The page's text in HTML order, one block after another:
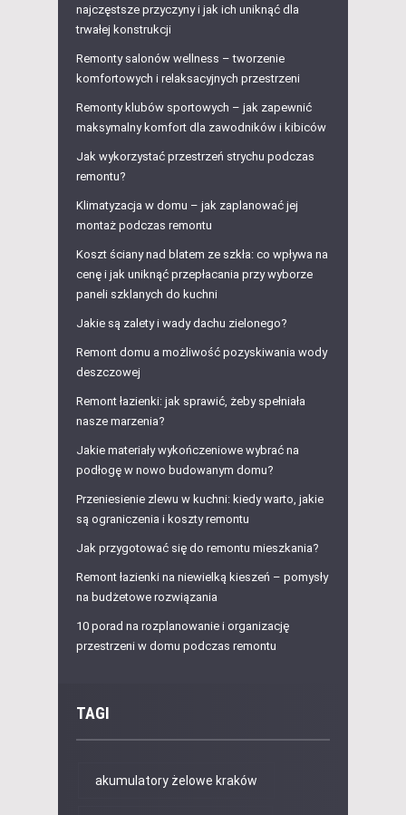
najczęstsze przyczyny i jak ich uniknąć dla
trwałej konstrukcji
Remonty salonów wellness – tworzenie
komfortowych i relaksacyjnych przestrzeni
Remonty klubów sportowych – jak zapewnić
maksymalny komfort dla zawodników i kibiców
Jak wykorzystać przestrzeń strychu podczas
remontu?
Klimatyzacja w domu – jak zaplanować jej
montaż podczas remontu
Koszt ściany nad blatem ze szkła: co wpływa na
cenę i jak uniknąć przepłacania przy wyborze
paneli szklanych do kuchni
Jakie są zalety i wady dachu zielonego?
Remont domu a możliwość pozyskiwania wody
deszczowej
Remont łazienki: jak sprawić, żeby spełniała
nasze marzenia?
Jakie materiały wykończeniowe wybrać na
podłogę w nowo budowanym domu?
Przeniesienie zlewu w kuchni: kiedy warto, jakie
są ograniczenia i koszty remontu
Jak przygotować się do remontu mieszkania?
Remont łazienki na niewielką kieszeń – pomysły
na budżetowe rozwiązania
10 porad na rozplanowanie i organizację
przestrzeni w domu podczas remontu
TAGI
akumulatory żelowe kraków